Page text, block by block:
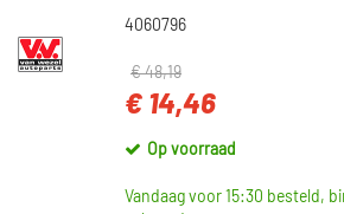
4060796
€ 48,19
€ 14,46
Op voorraad
Vandaag voor 15:30 besteld,